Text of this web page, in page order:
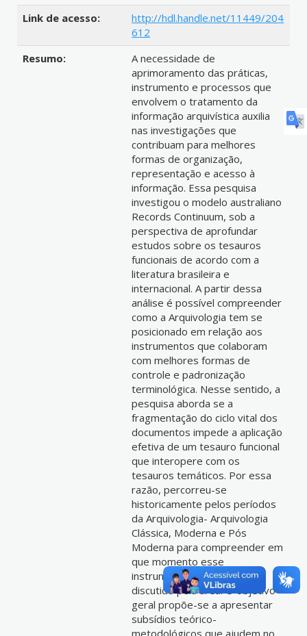
Link de acesso:
http://hdl.handle.net/11449/204
612
Resumo:
A necessidade de
aprimoramento das práticas,
instrumento e processos que
envolvem o tratamento da
informação arquivística auxilia
nas investigações que
contribuam para melhores
formas de organização,
representação e acesso à
informação. Essa pesquisa
investigou o modelo australiano
Records Continuum, sob a
perspectiva de aprofundar
estudos sobre os tesauros
funcionais de acordo com a
literatura brasileira e
internacional. A partir dessa
análise é possível compreender
como a Arquivologia tem se
posicionado em relação aos
instrumentos que colaboram
com melhores formas de
controle e padronização
terminológica. Nesse sentido, a
pesquisa aborda se a
fragmentação do ciclo vital dos
documentos impede a aplicação
efetiva de um tesauro funcional
que interopere com os
tesauros temáticos. Por essa
razão, percorreu-se
historicamente pelos períodos
da Arquivologia- Arquivologia
Clássica, Moderna e Pós
Moderna para compreender em
que momento esse
instrumento começa a ser
discutido pela área. O objetivo
geral propõe-se a apresentar
subsídios teórico-